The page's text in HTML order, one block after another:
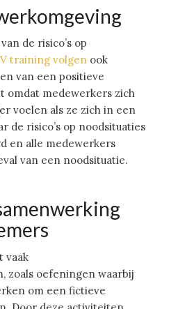
de risico’s op
training volgenook
van een positieve
omdat medewerkers zich
voelen als ze zich in een
de risico’s op noodsituaties
en alle medewerkers
van een noodsituatie.
vaak
zoals oefeningen waarbij
om een ​​fictieve